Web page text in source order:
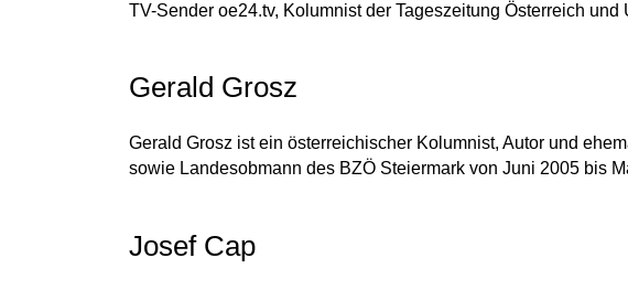
TV-Sender oe24.tv, Kolumnist der Tageszeitung Österreich und
Gerald Grosz
Gerald Grosz ist ein österreichischer Kolumnist, Autor und
sowie Landesobmann des BZÖ Steiermark von Juni 2005 bis
Josef Cap